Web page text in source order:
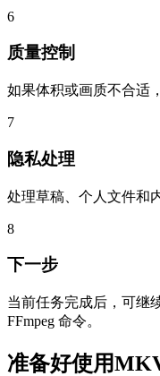
6
质量控制
如果体积或画质不合适
7
隐私处理
处理草稿、个人文件和
8
下一步
当前任务完成后，可继
FFmpeg 命令。
准备好使用